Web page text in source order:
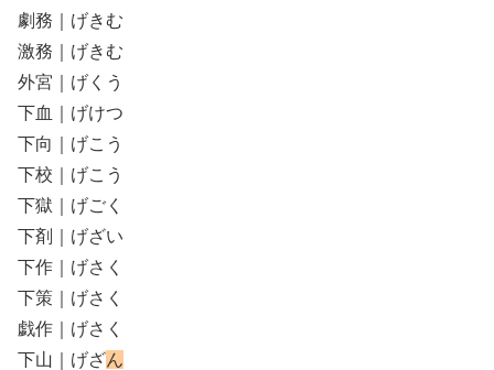
劇務｜げきむ
激務｜げきむ
外宮｜げくう
下血｜げけつ
下向｜げこう
下校｜げこう
下獄｜げごく
下剤｜げざい
下作｜げさく
下策｜げさく
戯作｜げさく
下山｜げざん